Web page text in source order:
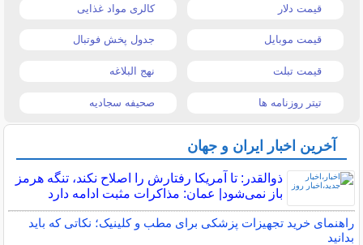
قیمت دلار کالری مواد غذایی
قیمت موبایل جدول پخش فوتبال
قیمت تبلت نهج البلاغه
تیتر روزنامه ها صحیفه سجادیه
آخرین اخبار ایران و جهان
ذوالقدر: تا آمریکا رفتارش را اصلاح نکند، تنگه هرمز
باز نمی‌شود| عمان: مذاکرات مثبت ادامه دارد
راهنمای خرید تجهیزات پزشکی برای مطب و کلینیک؛ نکاتی که باید
بدانید